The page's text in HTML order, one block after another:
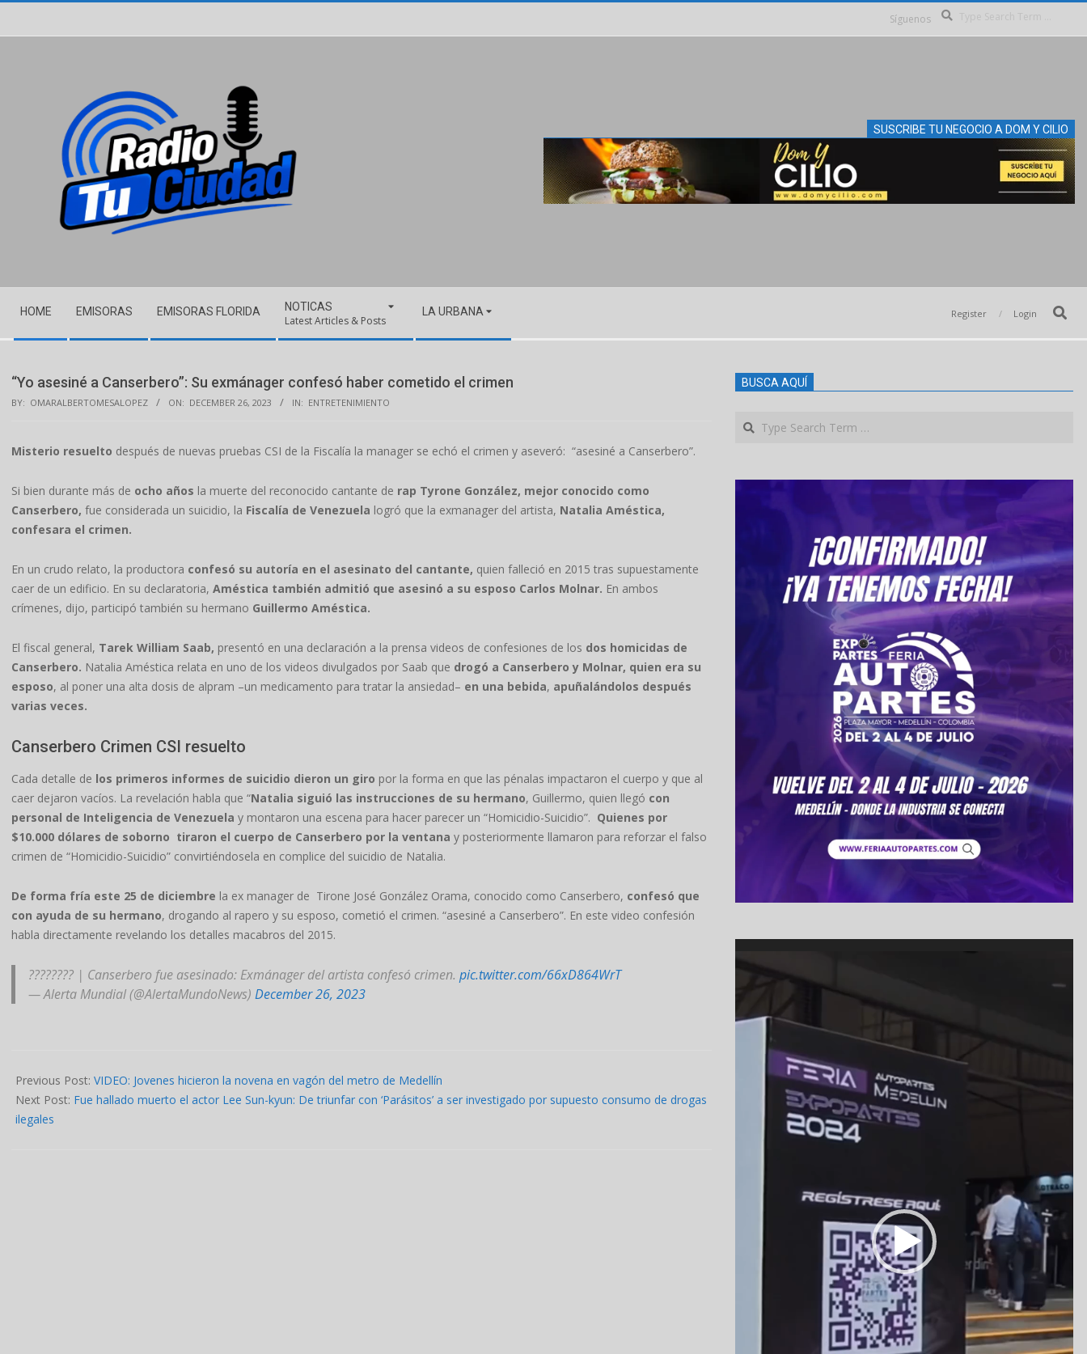
Síguenos
SUSCRIBE TU NEGOCIO A DOM Y CILIO
Navigation
Menu
HOME EMISORAS EMISORAS FLORIDA NOTICAS
Latest Articles & Posts
LA URBANA Register Login Search
“Yo asesiné a Canserbero”: Su exmánager confesó haber cometido el crimen
BY: OMARALBERTOMESALOPEZ ON: DECEMBER 26, 2023 IN: ENTRETENIMIENTO
Misterio resuelto después de nuevas pruebas CSI de la Fiscalía la manager se echó el crimen y aseveró: “asesiné a Canserbero”.
Si bien durante más de ocho años la muerte del reconocido cantante de rap Tyrone González, mejor conocido como
Canserbero, fue considerada un suicidio, la Fiscalía de Venezuela logró que la exmanager del artista, Natalia Améstica,
confesara el crimen.
En un crudo relato, la productora confesó su autoría en el asesinato del cantante, quien falleció en 2015 tras supuestamente
caer de un edificio. En su declaratoria, Améstica también admitió que asesinó a su esposo Carlos Molnar. En ambos
crímenes, dijo, participó también su hermano Guillermo Améstica.
El fiscal general, Tarek William Saab, presentó en una declaración a la prensa videos de confesiones de los dos homicidas de
Canserbero. Natalia Améstica relata en uno de los videos divulgados por Saab que drogó a Canserbero y Molnar, quien era su
esposo, al poner una alta dosis de alpram –un medicamento para tratar la ansiedad– en una bebida, apuñalándolos después
varias veces.
Canserbero Crimen CSI resuelto
Cada detalle de los primeros informes de suicidio dieron un giro por la forma en que las pénalas impactaron el cuerpo y que al
caer dejaron vacíos. La revelación habla que “Natalia siguió las instrucciones de su hermano, Guillermo, quien llegó con
personal de Inteligencia de Venezuela y montaron una escena para hacer parecer un “Homicidio-Suicidio”. Quienes por
$10.000 dólares de soborno tiraron el cuerpo de Canserbero por la ventana y posteriormente llamaron para reforzar el falso
crimen de “Homicidio-Suicidio” convirtiéndosela en complice del suicidio de Natalia.
De forma fría este 25 de diciembre la ex manager de Tirone José González Orama, conocido como Canserbero, confesó que
con ayuda de su hermano, drogando al rapero y su esposo, cometió el crimen. “asesiné a Canserbero”. En este video confesión
habla directamente revelando los detalles macabros del 2015.
???????? | Canserbero fue asesinado: Exmánager del artista confesó crimen. pic.twitter.com/66xD864WrT
— Alerta Mundial (@AlertaMundoNews) December 26, 2023
12-
26
Previous Post: VIDEO: Jovenes hicieron la novena en vagón del metro de Medellín
Next Post: Fue hallado muerto el actor Lee Sun-kyun: De triunfar con ‘Parásitos’ a ser investigado por supuesto consumo de drogas
ilegales
BUSCA AQUÍ
Search
Player